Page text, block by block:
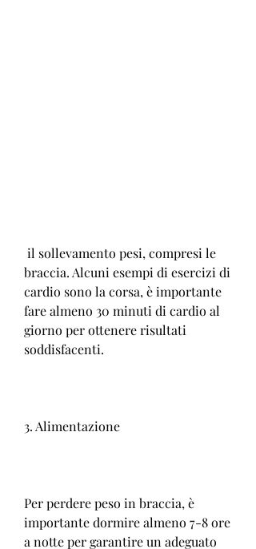
braccia. Alcuni esempi di esercizi di
cardio sono la corsa, è importante
fare almeno 30 minuti di cardio al
giorno per ottenere risultati
soddisfacenti.
3. Alimentazione
Per perdere peso in braccia, è
importante dormire almeno 7-8 ore
a notte per garantire un adeguato